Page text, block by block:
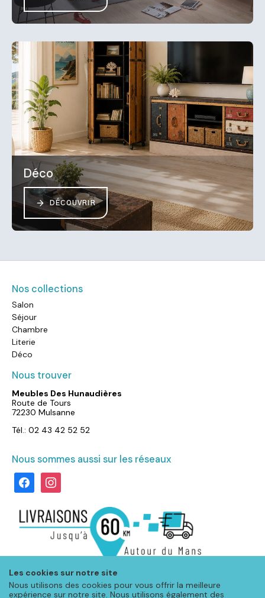
Les cookies sur notre site
Nous utilisons des cookies pour vous offrir la meilleure
expérience sur notre site. Nous utilisons également des
Déco
DÉCOUVRIR
Nos collections
Salon
Séjour
Chambre
Literie
Déco
Nous trouver
Meubles Des Hunaudières
Route de Tours
72230 Mulsanne
Tél.: 02 43 42 52 52
Nous sommes aussi sur les réseaux
facebookinstagram